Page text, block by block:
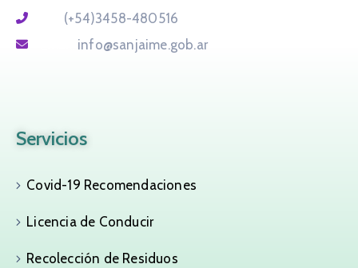
(+54)3458-480516
info@sanjaime.gob.ar
Servicios
Covid-19 Recomendaciones
Licencia de Conducir
Recolección de Residuos